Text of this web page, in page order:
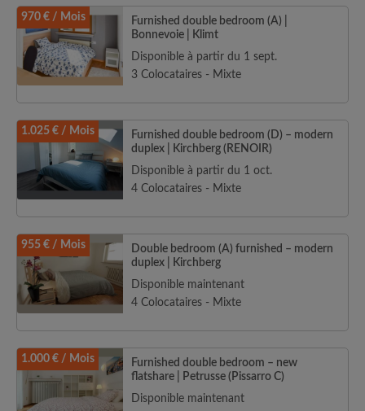
970 € / Mois
Furnished double bedroom (A) |
Bonnevoie | Klimt
Disponible à partir du 1 sept.
3 Colocataires - Mixte
1.025 € / Mois
Furnished double bedroom (D) – modern
duplex | Kirchberg (RENOIR)
Disponible à partir du 1 oct.
4 Colocataires - Mixte
955 € / Mois
Double bedroom (A) furnished – modern
duplex | Kirchberg
Disponible maintenant
4 Colocataires - Mixte
1.000 € / Mois
Furnished double bedroom – new
flatshare | Petrusse (Pissarro C)
Disponible maintenant